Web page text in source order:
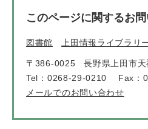
このページに関するお
図書館 上田情報ライブラリ
〒386-0025
長野県上田市
Tel：0268-29-0210
Fax：
メールでのお問い合わせ